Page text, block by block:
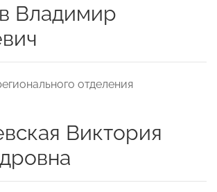
Владимир
отделения
Виктория